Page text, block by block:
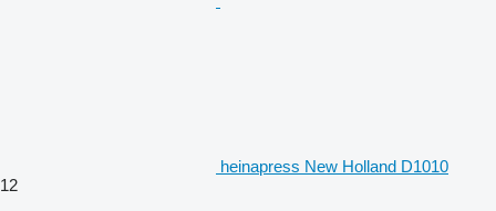
heinapress New Holland D1010
12